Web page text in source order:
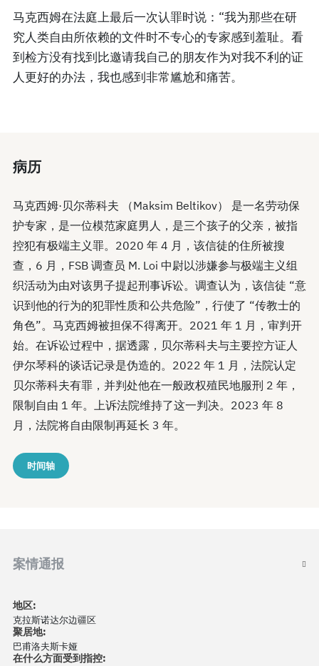
马克西姆在法庭上最后一次认罪时说：“我为那些在研
究人类自由所依赖的文件时不专心的专家感到羞耻。看
到检方没有找到比邀请我自己的朋友作为对我不利的证
人更好的办法，我也感到非常尴尬和痛苦。
病历
马克西姆·贝尔蒂科夫 （Maksim Beltikov） 是一名劳动保
护专家，是一位模范家庭男人，是三个孩子的父亲，被指
控犯有极端主义罪。2020 年 4 月，该信徒的住所被搜
查，6 月，FSB 调查员 M. Loi 中尉以涉嫌参与极端主义组
织活动为由对该男子提起刑事诉讼。调查认为，该信徒 “意
识到他的行为的犯罪性质和公共危险”，行使了 “传教士的
角色”。马克西姆被担保不得离开。2021 年 1 月，审判开
始。在诉讼过程中，据透露，贝尔蒂科夫与主要控方证人
伊尔琴科的谈话记录是伪造的。2022 年 1 月，法院认定
贝尔蒂科夫有罪，并判处他在一般政权殖民地服刑 2 年，
限制自由 1 年。上诉法院维持了这一判决。2023 年 8
月，法院将自由限制再延长 3 年。
时间轴
案情通报
地区:
克拉斯诺达尔边疆区
聚居地:
巴甫洛夫斯卡娅
在什么方面受到指控: